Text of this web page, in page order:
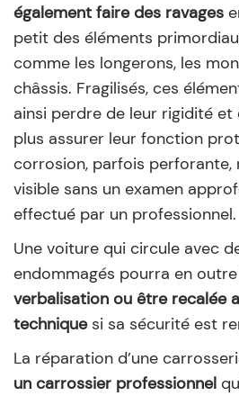
également faire des ravages
petit des éléments
comme les longerons, les
châssis. Fragilisés, ces
ainsi perdre de leur rigidité
plus assurer leur fonction
corrosion, parfois perforante,
visible sans un examen
effectué par un professionnel.
Une voiture qui circule avec
endommagés pourra en
verbalisation ou être recalée
techniquesi sa sécurité est
La réparation d’une
un carrossier professionnel